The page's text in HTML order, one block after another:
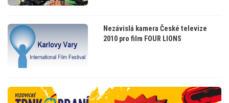
Nezávislá kamera České televize
2010 pro film FOUR LIONS